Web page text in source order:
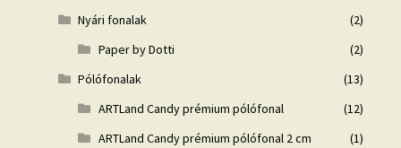
Nyári fonalak
(2)
Paper by Dotti
(2)
Pólófonalak
(13)
ARTLand Candy prémium pólófonal
(12)
ARTLand Candy prémium pólófonal 2 cm
(1)